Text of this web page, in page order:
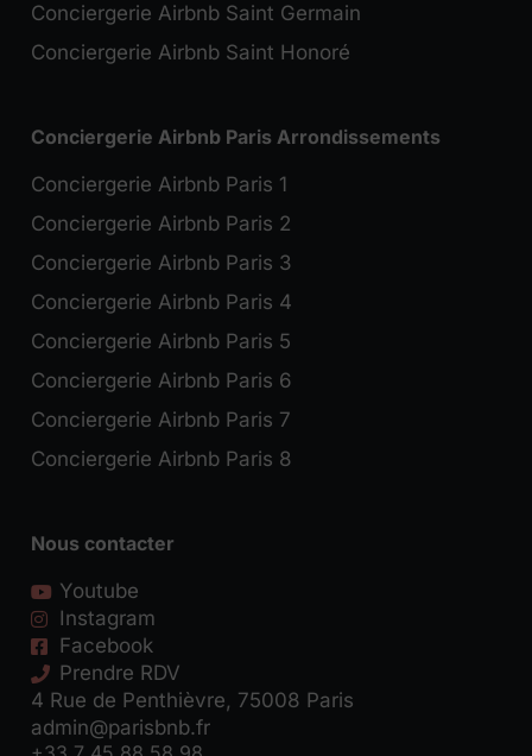
Conciergerie Airbnb Saint Germain
Conciergerie Airbnb Saint Honoré
Conciergerie Airbnb Paris Arrondissements
Conciergerie Airbnb Paris 1
Conciergerie Airbnb Paris 2
Conciergerie Airbnb Paris 3
Conciergerie Airbnb Paris 4
Conciergerie Airbnb Paris 5
Conciergerie Airbnb Paris 6
Conciergerie Airbnb Paris 7
Conciergerie Airbnb Paris 8
Nous contacter
Youtube
Instagram
Facebook
Prendre RDV
4 Rue de Penthièvre, 75008 Paris
admin@parisbnb.fr